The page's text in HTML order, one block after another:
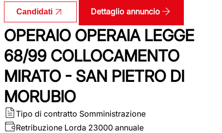
Candidati Dettaglio annuncio
OPERAIO OPERAIA LEGGE
68/99 COLLOCAMENTO
MIRATO - SAN PIETRO DI
MORUBIO
Tipo di contratto Somministrazione
Retribuzione Lorda 23000 annuale